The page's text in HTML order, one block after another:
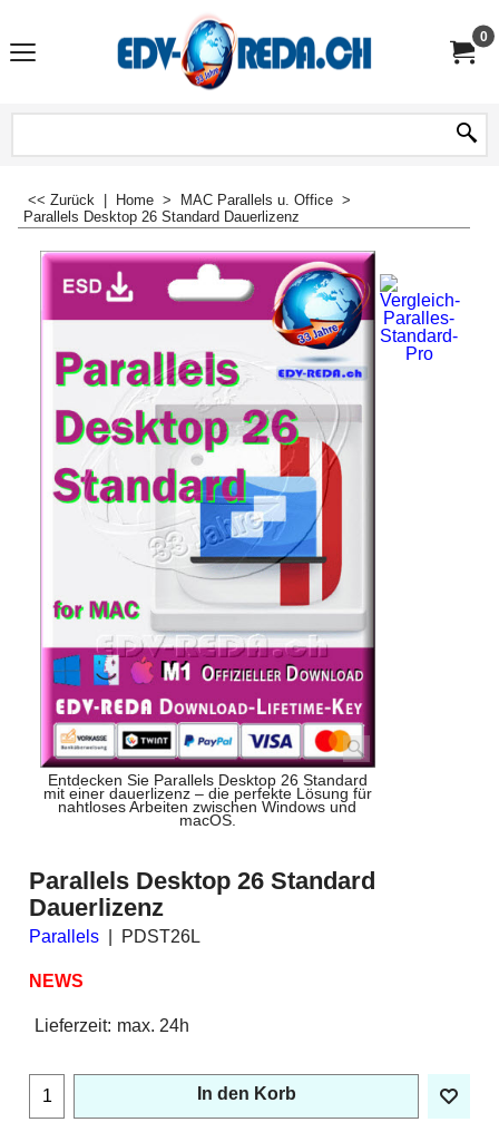
0
<< Zurück Home > MAC Parallels u. Office >
Parallels Desktop 26 Standard Dauerlizenz
Entdecken Sie Parallels Desktop 26 Standard
mit einer dauerlizenz – die perfekte Lösung für
nahtloses Arbeiten zwischen Windows und
macOS.
Parallels Desktop 26 Standard
Dauerlizenz
Parallels PDST26L
NEWS
Lieferzeit: max. 24h
In den Korb